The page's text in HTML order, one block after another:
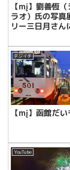
【mį】劉善恆
ラオ）氏の写真
リー三日月さん
デジイチ
【mį】函館だ
YouTube